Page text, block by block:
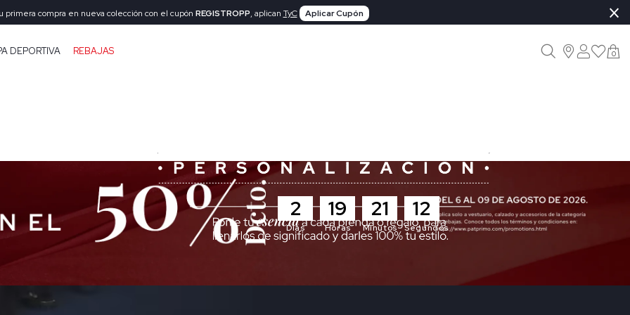
primera compra en nueva colección con el cupón REGISTROPP, aplican TyC Aplicar Cupón ×
DEPORTIVA REBAJAS 0
2
Días
19
Horas
21
Minutos
11
Segundos